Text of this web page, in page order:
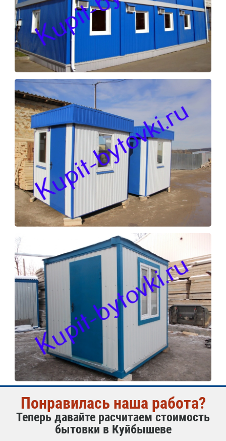
Понравилась наша работа?
Теперь давайте расчитаем стоимость
бытовки в Куйбышеве